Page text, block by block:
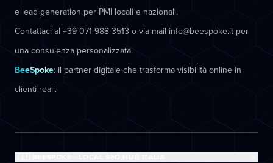
e lead generation per PMI locali e nazionali.
Contattaci al +39 071 988 3513 o via mail info@beespoke.it per
una consulenza personalizzata.
BeeSpoke: il partner digitale che trasforma visibilità online in
clienti reali.
🇮🇹 BEESPOKE - LOCAL SEO HUB ITALIA